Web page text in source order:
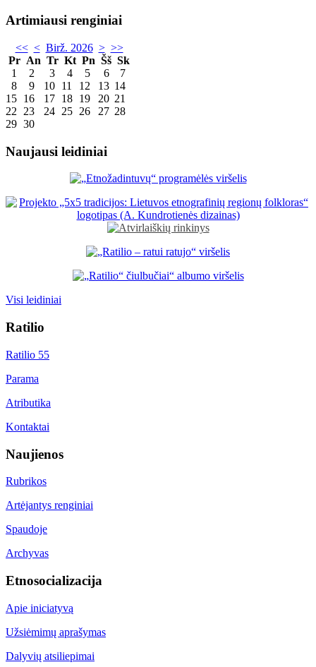
Artimiausi renginiai
<< < Birž. 2026 > >>
Pr An Tr Kt Pn Šš Sk
1
2 3 4 5 6
7
8
9 10 11 12 13 14
15 16 17 18 19 20 21
22
23 24 25 26 27 28
29 30
Naujausi leidiniai
Visi leidiniai
Ratilio
Ratilio 55
Parama
Atributika
Kontaktai
Naujienos
Rubrikos
Artėjantys renginiai
Spaudoje
Archyvas
Etnosocializacija
Apie iniciatyvą
Užsiėmimų aprašymas
Dalyvių atsiliepimai